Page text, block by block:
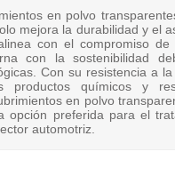
en polvo
mejora la durabilidad y el
con el compromiso de
con la sostenibilidad
Con su resistencia a la
productos químicos y
en polvo
opción preferida para el
automotriz.